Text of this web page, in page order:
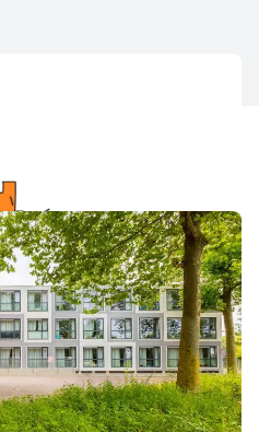
23.000 woningen
in Wallonië,
tijdelijk dakloos
voorgoed hun woning